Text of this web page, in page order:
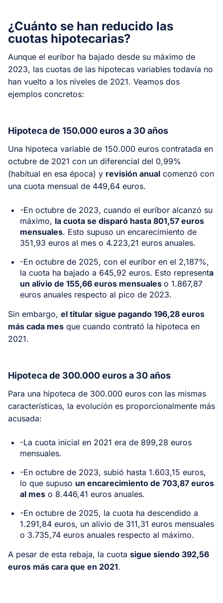
¿Cuánto se han reducido las
cuotas hipotecarias?
Aunque el euríbor ha bajado desde su máximo de
2023, las cuotas de las hipotecas variables todavía no
han vuelto a los niveles de 2021. Veamos dos
ejemplos concretos:
Hipoteca de 150.000 euros a 30 años
Una hipoteca variable de 150.000 euros contratada en
octubre de 2021 con un diferencial del 0,99%
(habitual en esa época) y revisión anual comenzó con
una cuota mensual de 449,64 euros.
-En octubre de 2023, cuando el euríbor alcanzó su
máximo, la cuota se disparó hasta 801,57 euros
mensuales. Esto supuso un encarecimiento de
351,93 euros al mes o 4.223,21 euros anuales.
-En octubre de 2025, con el euríbor en el 2,187%,
la cuota ha bajado a 645,92 euros. Esto representa
un alivio de 155,66 euros mensuales o 1.867,87
euros anuales respecto al pico de 2023.
Sin embargo, el titular sigue pagando 196,28 euros
más cada mes que cuando contrató la hipoteca en
2021.
Hipoteca de 300.000 euros a 30 años
Para una hipoteca de 300.000 euros con las mismas
características, la evolución es proporcionalmente más
acusada:
-La cuota inicial en 2021 era de 899,28 euros
mensuales.
-En octubre de 2023, subió hasta 1.603,15 euros,
lo que supuso un encarecimiento de 703,87 euros
al mes o 8.446,41 euros anuales.
-En octubre de 2025, la cuota ha descendido a
1.291,84 euros, un alivio de 311,31 euros mensuales
o 3.735,74 euros anuales respecto al máximo.
A pesar de esta rebaja, la cuota sigue siendo 392,56
euros más cara que en 2021.